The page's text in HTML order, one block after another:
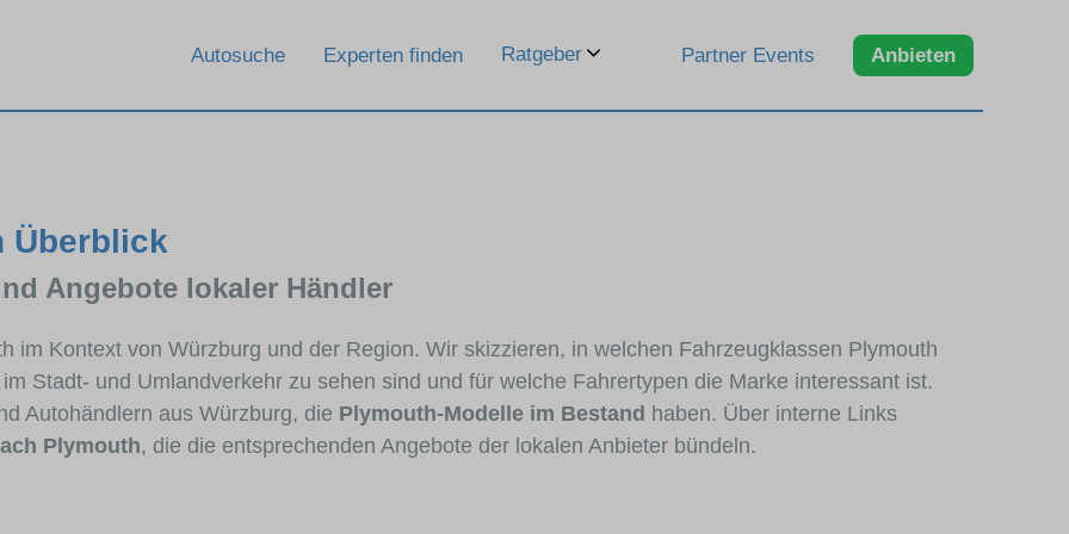
Autosuche Experten finden Ratgeber Partner Events Anbieten
Überblick
Angebote lokaler Händler
im Kontext von Würzburg und der Region. Wir skizzieren, in welchen Fahrzeugklassen Plymouth
Stadt- und Umlandverkehr zu sehen sind und für welche Fahrertypen die Marke interessant ist.
Autohändlern aus Würzburg, die Plymouth-Modelle im Bestand haben. Über interne Links
Plymouth, die die entsprechenden Angebote der lokalen Anbieter bündeln.